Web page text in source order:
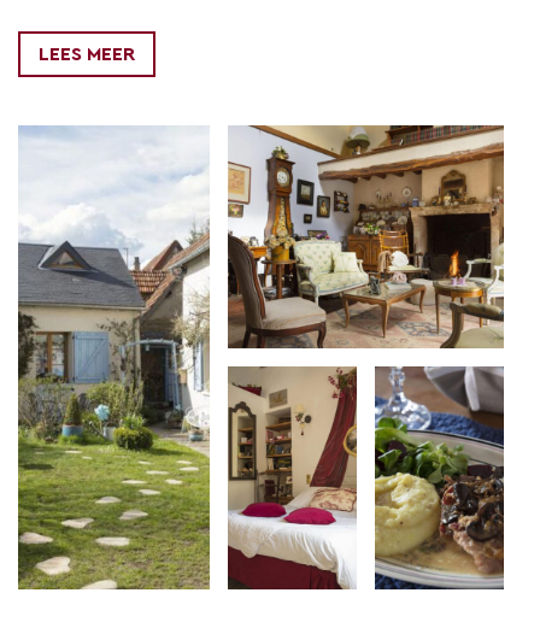
dan ben je bij Cathérine op het juiste adres!
salon en in de tuin kan je je rustig terugtrekken. ’s
Avonds kookt Catherine een verrukkelijke maaltijd
voor je. ’s Morgens wacht je een heerlijk ontbijt met
zojuist bij de boulangerie gehaalde verse croissants
en brood, huisgemaakte jam en zoveel meer.
LEES MEER